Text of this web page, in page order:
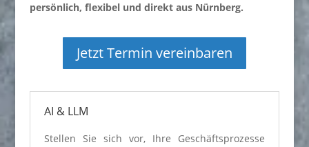
persönlich, flexibel und direkt aus Nürnberg.
Jetzt Termin vereinbaren
AI & LLM
Stellen Sie sich vor, Ihre Geschäftsprozesse